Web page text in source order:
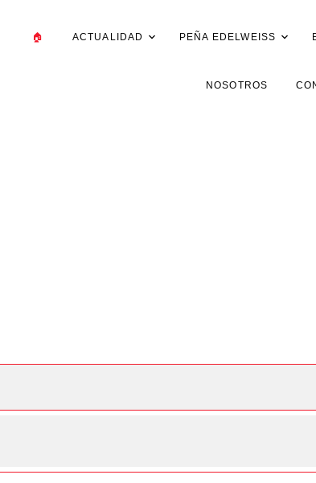
🏠 ACTUALIDAD PEÑA EDELWEISS
NOSOTROS